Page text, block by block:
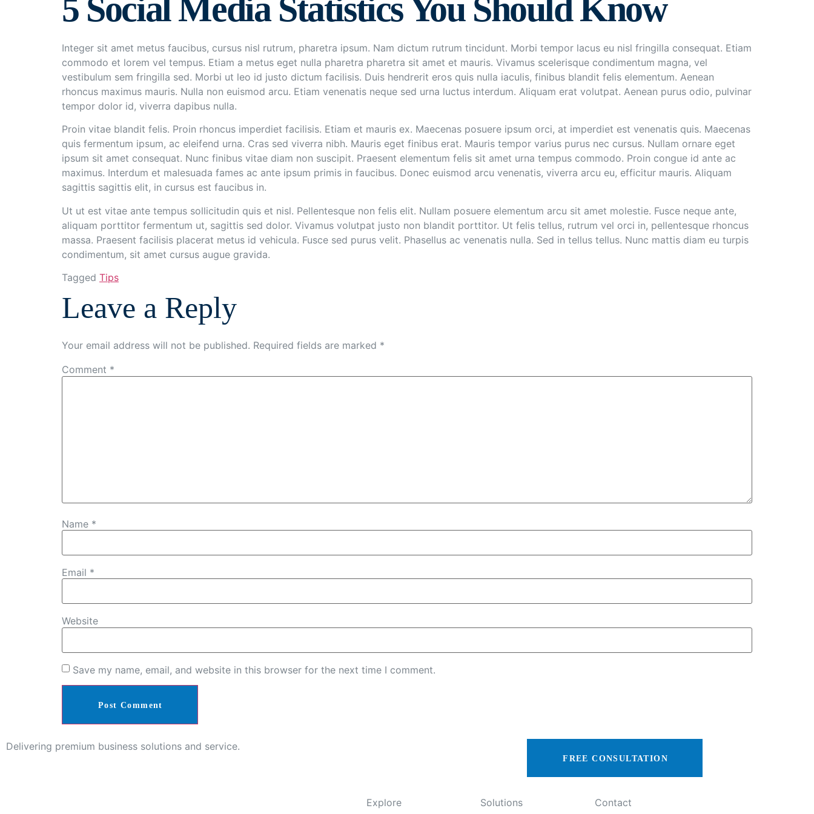
5 Social Media Statistics You Should Know
Integer sit amet metus faucibus, cursus nisl rutrum, pharetra ipsum. Nam dictum rutrum tincidunt. Morbi tempor lacus eu nisl fringilla consequat. Etiam
commodo et lorem vel tempus. Etiam a metus eget nulla pharetra pharetra sit amet et mauris. Vivamus scelerisque condimentum magna, vel
vestibulum sem fringilla sed. Morbi ut leo id justo dictum facilisis. Duis hendrerit eros quis nulla iaculis, finibus blandit felis elementum. Aenean
rhoncus maximus mauris. Nulla non euismod arcu. Etiam venenatis neque sed urna luctus interdum. Aliquam erat volutpat. Aenean purus odio, pulvinar
tempor dolor id, viverra dapibus nulla.
Proin vitae blandit felis. Proin rhoncus imperdiet facilisis. Etiam et mauris ex. Maecenas posuere ipsum orci, at imperdiet est venenatis quis. Maecenas
quis fermentum ipsum, ac eleifend urna. Cras sed viverra nibh. Mauris eget finibus erat. Mauris tempor varius purus nec cursus. Nullam ornare eget
ipsum sit amet consequat. Nunc finibus vitae diam non suscipit. Praesent elementum felis sit amet urna tempus commodo. Proin congue id ante ac
maximus. Interdum et malesuada fames ac ante ipsum primis in faucibus. Donec euismod arcu venenatis, viverra arcu eu, efficitur mauris. Aliquam
sagittis sagittis elit, in cursus est faucibus in.
Ut ut est vitae ante tempus sollicitudin quis et nisl. Pellentesque non felis elit. Nullam posuere elementum arcu sit amet molestie. Fusce neque ante,
aliquam porttitor fermentum ut, sagittis sed dolor. Vivamus volutpat justo non blandit porttitor. Ut felis tellus, rutrum vel orci in, pellentesque rhoncus
massa. Praesent facilisis placerat metus id vehicula. Fusce sed purus velit. Phasellus ac venenatis nulla. Sed in tellus tellus. Nunc mattis diam eu turpis
condimentum, sit amet cursus augue gravida.
Tagged Tips
Leave a Reply
Your email address will not be published. Required fields are marked *
Comment *
Name *
Email *
Website
Save my name, email, and website in this browser for the next time I comment.
Delivering premium business solutions and service.
FREE CONSULTATION
Explore Solutions Contact